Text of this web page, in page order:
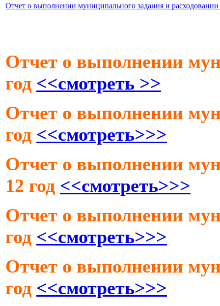
Отчет о выполнении муниципального задания и
Отчет о выполнении
год <<смотреть >>
Отчет о выполнении
год <<смотреть>>>
Отчет о выполнении
12 год <<смотреть>>>
Отчет о выполнении
год <<смотреть>>>
Отчет о выполнении
год <<смотреть>>>